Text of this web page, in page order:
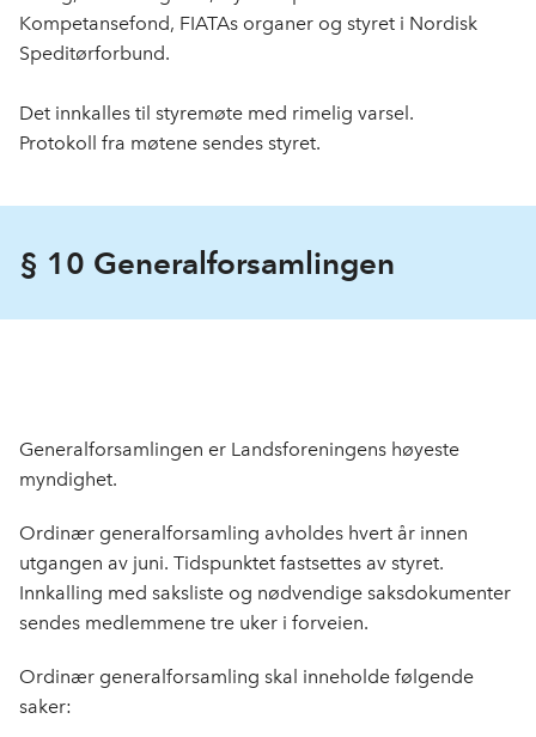
Kompetansefond, FIATAs organer og styret i Nordisk
Speditørforbund.
Det innkalles til styremøte med rimelig varsel.
Protokoll fra møtene sendes styret.
§ 10 Generalforsamlingen
Generalforsamlingen er Landsforeningens høyeste
myndighet.
Ordinær generalforsamling avholdes hvert år innen
utgangen av juni. Tidspunktet fastsettes av styret.
Innkalling med saksliste og nødvendige saksdokumenter
sendes medlemmene tre uker i forveien.
Ordinær generalforsamling skal inneholde følgende
saker: